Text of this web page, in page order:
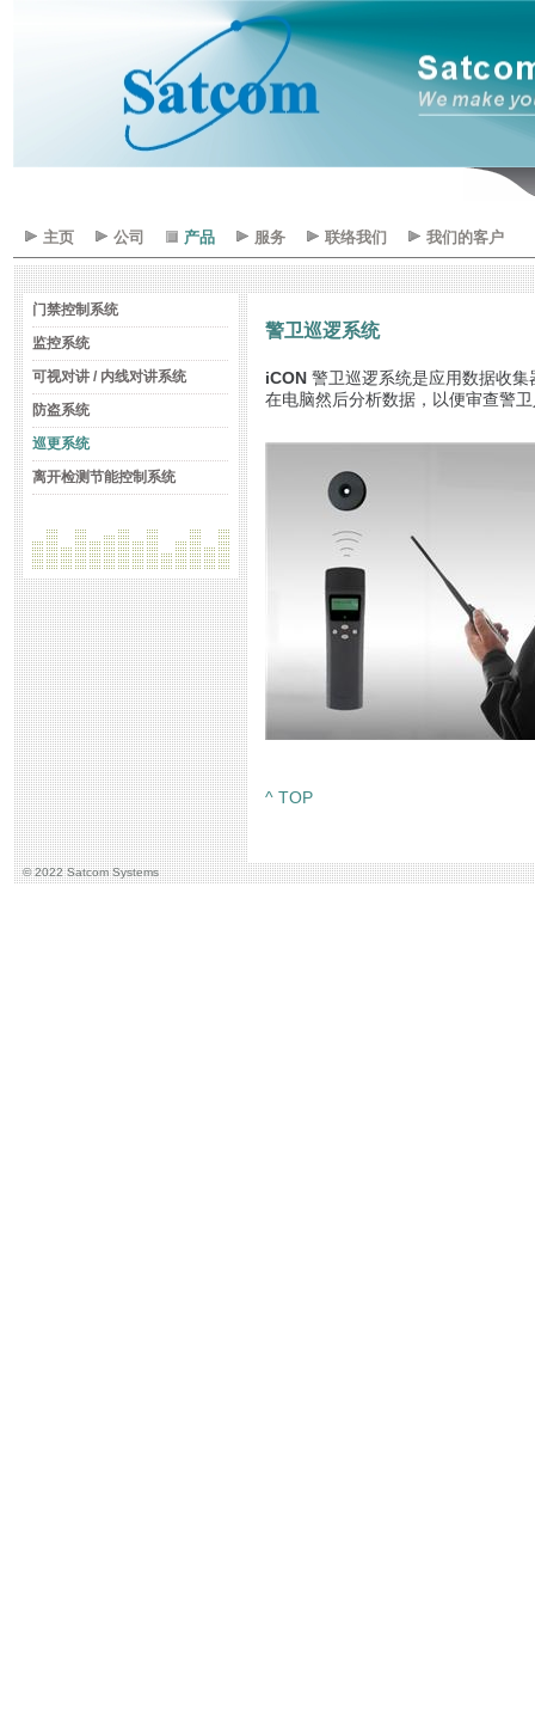
主页 公司 产品 服务 联络我们 我们的客户
门禁控制系统
监控系统
可视对讲 / 内线对讲系统
防盗系统
巡更系统
离开检测节能控制系统
警卫巡逻系统
iCON 警卫巡逻系统是应用数据收
在电脑然后分析数据，以便审查警
^ TOP
© 2022 Satcom Systems